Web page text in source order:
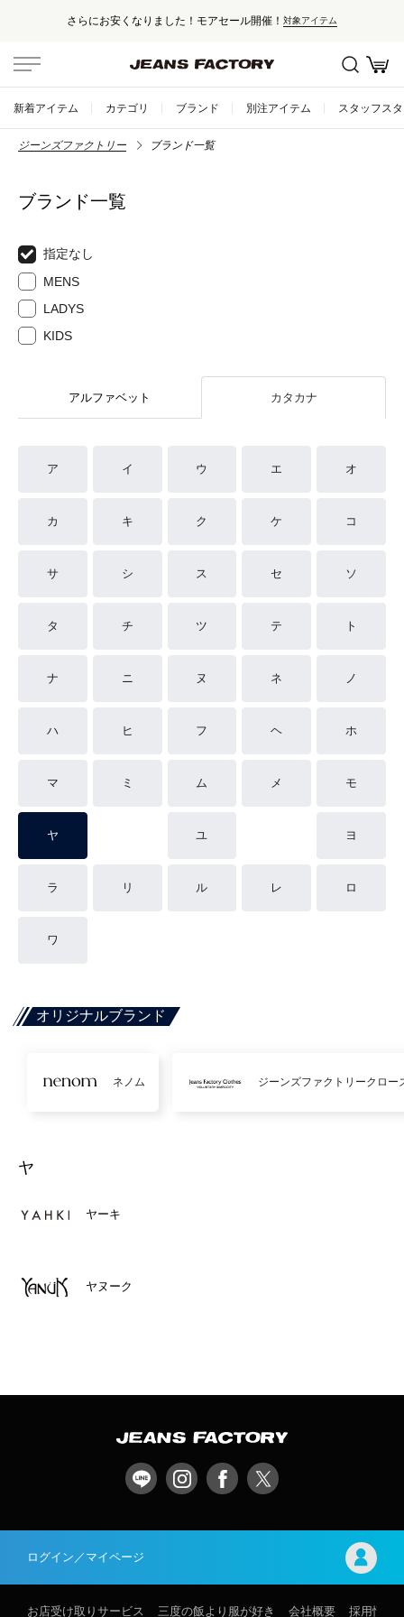
さらにお安くなりました！モアセール開催！ 対象アイテム
新着アイテム カテゴリ ブランド 別注アイテム スタッフス
ジーンズファクトリー ブランド一覧
ブランド一覧
指定なし
MENS
LADYS
KIDS
アルファベット カタカナ
ア イ ウ エ オ
カ キ ク ケ コ
サ シ ス セ ソ
タ チ ツ テ ト
ナ ニ ヌ ネ ノ
ハ ヒ フ ヘ ホ
マ ミ ム メ モ
ヤ ユ ヨ
ラ リ ル レ ロ
ワ
オリジナルブランド
ネノム ジーンズファクトリークロー
ヤ
ヤーキ
ヤヌーク
ログイン／マイページ
お店受け取りサービス 三度の飯より服が好き 会社概要 採用情報